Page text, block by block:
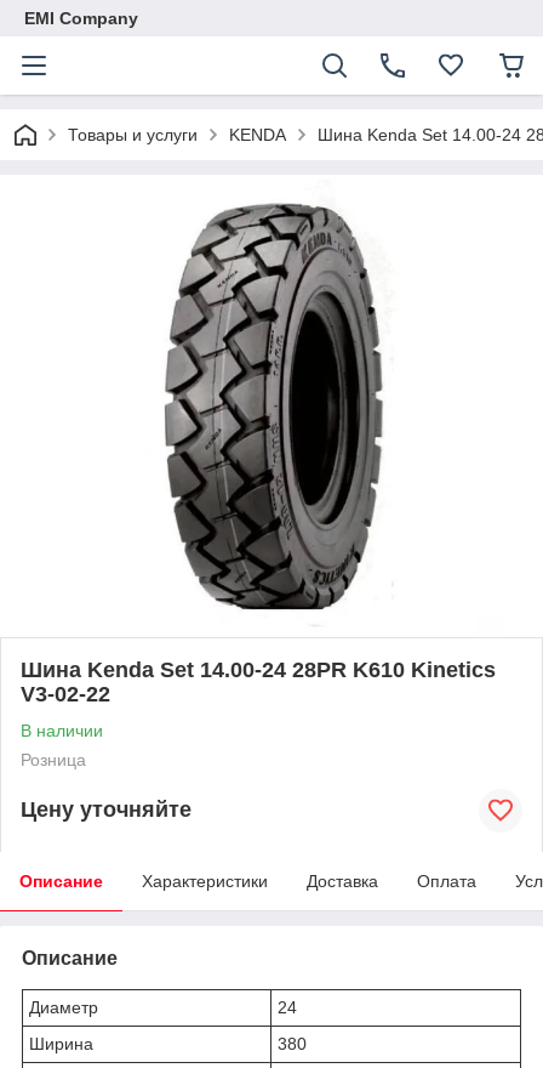
EMI Company
Товары и услуги KENDA Шина Kenda Set 14.00-24
Шина Kenda Set 14.00-24 28PR K610 Kinetics
V3-02-22
В наличии
Розница
Цену уточняйте
Описание Характеристики Доставка Оплата
Описание
Диаметр
24
Ширина
380